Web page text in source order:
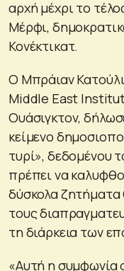
αρχή μέχρι το
Μέρφι,
Κονέκτικατ.
Ο Μπράιαν
Middle East
Ουάσιγκτον,
κείμενο
τυρί», δεδομένου
πρέπει να
δύσκολα
τους
τη διάρκεια των
«Αυτή η συμφωνία